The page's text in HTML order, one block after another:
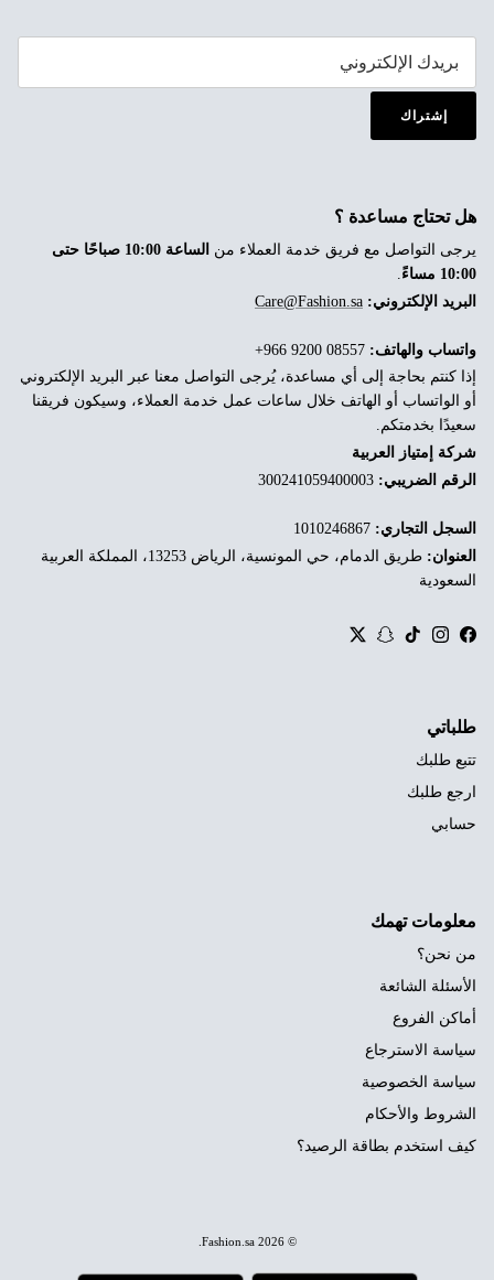
إشتراك
هل تحتاج مساعدة ؟
يرجى التواصل مع فريق خدمة العملاء من
الساعة 10:00 صباحًا حتى
10:00 مساءً
البريد الإلكتروني: Care@Fashion.sa
واتساب والهاتف:
إذا كنتم بحاجة إلى أي مساعدة، يُرجى التواصل معنا عبر البريد الإلكتروني
أو الواتساب أو الهاتف خلال ساعات عمل خدمة العملاء، وسيكون فريقنا
سعيدًا بخدمتكم.
شركة إمتياز العربية
الرقم الضريبي:
السجل التجاري:
العنوان:
طريق الدمام، حي المونسية، الرياض 13253، المملكة العربية
السعودية
Facebook
Instagram
TikTok
Snapchat
Twitter
طلباتي
تتبع طلبك
ارجع طلبك
حسابي
معلومات تهمك
من نحن؟
الأسئلة الشائعة
أماكن الفروع
سياسة الاسترجاع
سياسة الخصوصية
الشروط والأحكام
كيف استخدم بطاقة الرصيد؟
© 2026
Fashion.sa